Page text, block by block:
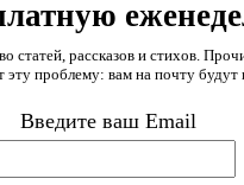
рассказов и стихов.
эту проблему: вам на почту
Введите ваш Email